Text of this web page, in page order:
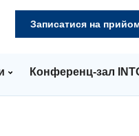
Записатися на
Конференц-зал